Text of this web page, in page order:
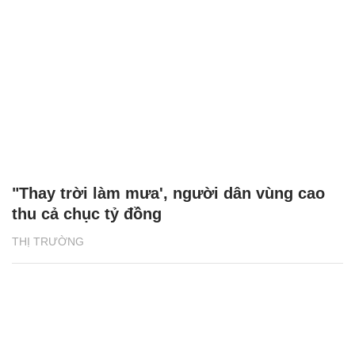
THỊ TRƯỜNG
"Thay trời làm mưa', người dân vùng cao
thu cả chục tỷ đồng